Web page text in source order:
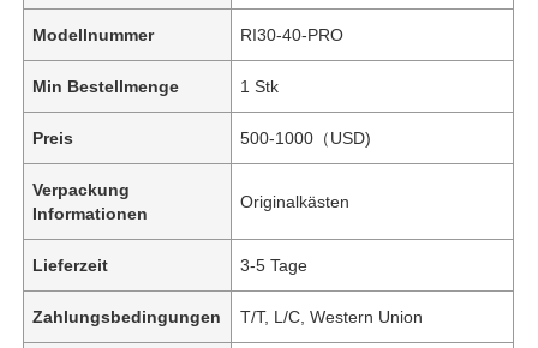
Modellnummer RI30-40-PRO
Min Bestellmenge 1 Stk
Preis 500-1000（USD)
Verpackung
Informationen
Originalkästen
Lieferzeit 3-5 Tage
Zahlungsbedingungen T/T, L/C, Western Union